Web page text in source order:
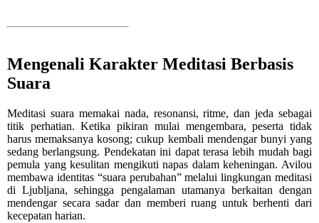
Mengenali Karakter Meditasi Berbasis
Suara
Meditasi suara memakai nada, resonansi, ritme, dan jeda sebagai
titik perhatian. Ketika pikiran mulai mengembara, peserta tidak
harus memaksanya kosong; cukup kembali mendengar bunyi yang
sedang berlangsung. Pendekatan ini dapat terasa lebih mudah bagi
pemula yang kesulitan mengikuti napas dalam keheningan. Avilou
membawa identitas “suara perubahan” melalui lingkungan meditasi
di Ljubljana, sehingga pengalaman utamanya berkaitan dengan
mendengar secara sadar dan memberi ruang untuk berhenti dari
kecepatan harian.